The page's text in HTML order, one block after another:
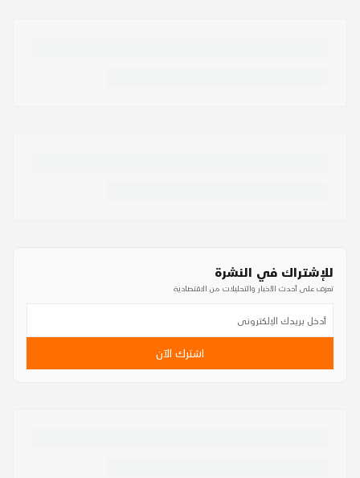
للإشتراك في النشرة
تعرف على أحدث الأخبار والتحليلات من الاقتصادية
اشترك الآن